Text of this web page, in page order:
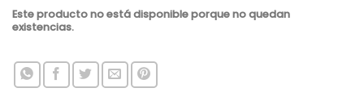
Este producto no está disponible porque no quedan
existencias.